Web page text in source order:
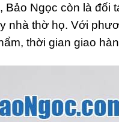
Ngọc còn là đối
nhà thờ họ. Với
thời gian giao